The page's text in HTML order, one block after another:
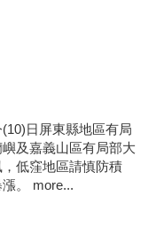
日屏東縣地區有局
及嘉義山區有局部大
低窪地區請慎防積
。 more...